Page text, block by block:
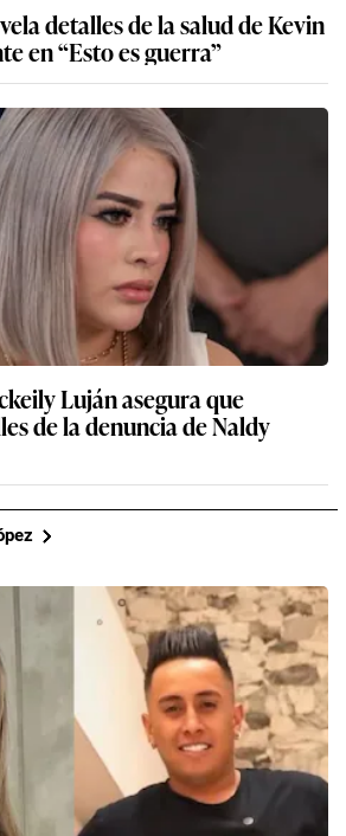
detalles de la salud de Kevin
en “Esto es guerra”
Luján asegura que
de la denuncia de Naldy